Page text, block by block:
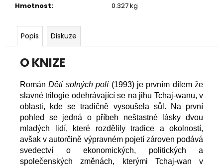
Hmotnost: 0.327 kg
Popis Diskuze
O KNIZE
RománDěti solných polí(1993) je prvním dílem že
slavné trilogie odehrávající se na jihu Tchaj-wanu, v
oblasti, kde se tradičně vysoušela sůl. Na první
pohled se jedná o příbeh neštastné lásky dvou
mladých lidí, které rozdělily tradice a okolností,
avšak v autorčině výpravném pojetí zároven podává
svedectví o ekonomických, politických a
společenských změnách, kterými Tchaj-wan v
PRŮVODCE
PLASTIKOVÉHO
MODELÁŘE
5
VINĚTY
349
Kč